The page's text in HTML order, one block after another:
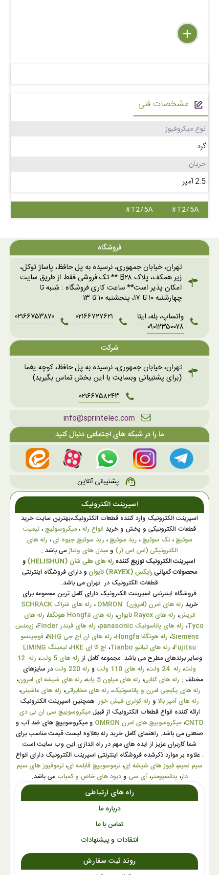
delete
remove
add
مشخصات فنی
نوع میکروفیوز
گرد
جریان
2.5 آمپر
#T2/5A
#T2/5A
فروشگاه
تهران، خیابان جمهوری، نرسیده به پل حافظ، پاساژ توکل،
زیر همکف، پلاک B۲۸ ** تک فروشی فقط از طریق سایت
امکان پذیر است** ساعت کاری فروشگاه : شنبه تا
چهارشنبه ۱۰ تا ۱۷، پنجشنبه ۱۰ تا ۱۳
واتساپ، بله، ایتا
۰۹۰۱۲۳۵۰۰۷۸
۰۲۱۶۶۷۲۷۶۲۱ ۰۲۱۶۶۷۵۳۸۷۰
شرکت
تهران، خیابان جمهوری، نرسیده به پل حافظ، کوچه یغما
(برای پشتیبانی وبسایت با این بخش تماس بگیرید)
۰۲۱۶۶۷۵۸۲۴۳
info@sprintelec.com
ما را در شبکه های اجتماعی دنبال کنید
support_agent
پشتیبانی آنلاین
اسپرینت الکترونیک
اسپرینت الکترونیک وارد کننده قطعات الکترونیک،بهترین سایت خرید
قطعات الکترونیکی و پخش و خرید انواع رله،میکروسوئیچ، لیمیت
سوئیچ،تک سوئیچ، رید سوئیچ، رید سوئیچ جیوه ای، رله های
الکترونیکی (اس اس آر) ومبدل های ولتاژمی باشد .
اسپرینت الکترونیک توزیع کنندهرله های هلی شان (HELISHUN)
و
محصولات کمپانیرایکس (RAYEX) تایوان ودارای فروشگاه اینترنتی
قطعات الکترونیک در تهران می باشد.
فروشگاه اینترنتی اسپرینت الکترونیک دارای کامل ترین مجموعه برای
خرید رله های امرن (امرون) OMRON ،
رله های شراک SCHRACK
اتریش، رله های Rayex تایوان ، رله های Hongfa هونگفا ، رله های
Tyco، رله های پاناسونیک panasonic ، رله های فیندر Finder ، زیمنس
Siemens، رله هونگفا Hongfa ، رله های ان اچ جی NHG ،فوجیتسو
Fujitsu، رله های تیانبو Tianbo ، اچ کا ای HKE ، لیمینگ LIMING
وسایر برندهای مطرح می باشد. مجموعه کامل از رله های 5 ولت ،
رله 12
ولت، رله 24 ولت ، رله های 110 ولت و رله 220 ولت
در سایزهای
مختلف : رله های کتابی، رله های میلون 5 پایه ، رله های شیشه ای امرون،
رله های پکیجی امرن و پاناسونیک، رله های مخابراتی، رله های ماشینی،
رله های آمپر بالا و رله کولری فیش خور. همچنین اسپرینت الکترونیک
ارائه کننده انواع قطعات الکترونیک از قبیلمیکروسوییچ سی ان تی دی
CNTD،میکروسوییچ های امرن OMRON
و میکروسوییچ های ضد آب و
صنعتی می باشد. راهنمای کامل خرید رله بعلاوه لیست قیمت مناسب برای
شما کاربران عزیز از ایده های مهم در راه اندازی این وب سایت است
. علاوه بر موارد ذکرشده فروشگاه اینترنتی اسپرینت الکترونیک دارای انواع
سیم لحیم، فیوز های شیشه ای، ترموسوییچ قابلمه ای، ترموفیوز های سیم
دار، پتانسیومتر،آی سی ودیود های خاص و کمیابمی باشد.
راه های ارتباطی
درباره ما
تماس با ما
انتقادات و پیشنهادات
روند ثبت سفارش